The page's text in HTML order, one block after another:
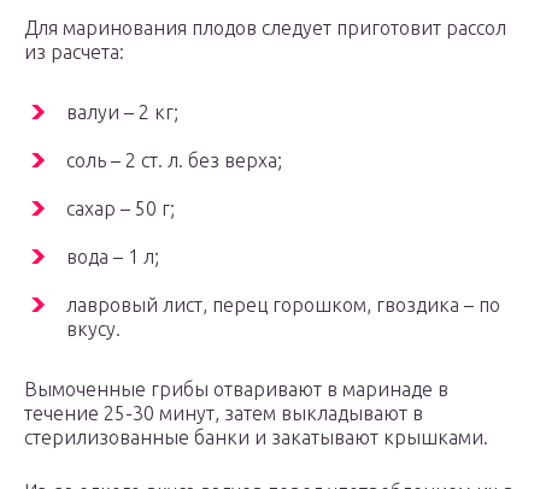
Для маринования плодов следует приготовит рассол
из расчета:
валуи – 2 кг;
соль – 2 ст. л. без верха;
сахар – 50 г;
вода – 1 л;
лавровый лист, перец горошком, гвоздика – по
вкусу.
Вымоченные грибы отваривают в маринаде в
течение 25-30 минут, затем выкладывают в
стерилизованные банки и закатывают крышками.